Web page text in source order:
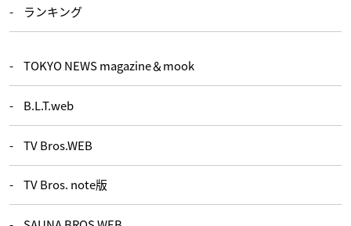
ランキング
TOKYO NEWS magazine＆mook
B.L.T.web
TV Bros.WEB
TV Bros. note版